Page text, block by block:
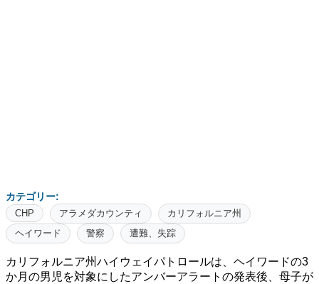
カテゴリー:
CHP アラメダカウンティ
カリフォルニア州
ヘイワード
警察 遭難、失踪
カリフォルニア州ハイウェイパトロールは、ヘイワードの3
か月の男児を対象にしたアンバーアラートの発表後、母子が